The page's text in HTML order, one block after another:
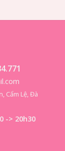
Cẩm Lệ, Đà
-> 20h30